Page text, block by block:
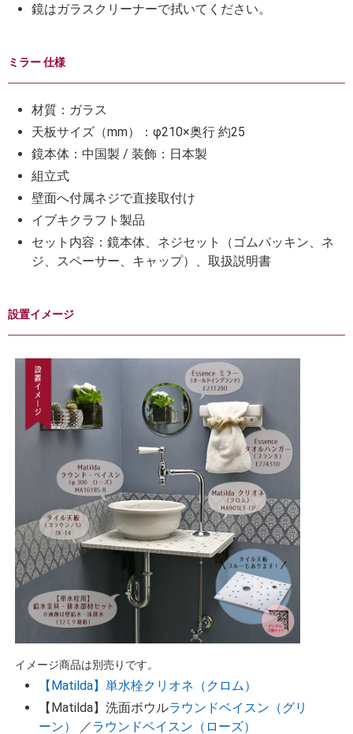
鏡はガラスクリーナーで拭いてください。
ミラー 仕様
材質：ガラス
天板サイズ（mm）：φ210×奥行 約25
鏡本体：中国製 / 装飾：日本製
組立式
壁面へ付属ネジで直接取付け
イブキクラフト製品
セット内容：鏡本体、ネジセット（ゴムパッキン、ネ
ジ、スペーサー、キャップ）、取扱説明書
設置イメージ
イメージ商品は別売りです。
【Matilda】単水栓クリオネ（クロム）
【Matilda】洗面ボウルラウンドベイスン（グリ
ーン）
／ラウンドベイスン（ローズ）